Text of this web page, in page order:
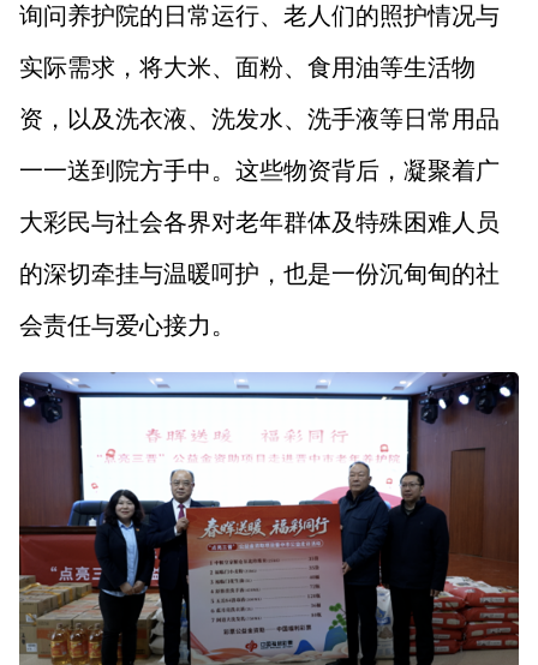
询问养护院的日常运行、老人们的照护情况与
实际需求，将大米、面粉、食用油等生活物
资，以及洗衣液、洗发水、洗手液等日常用品
一一送到院方手中。这些物资背后，凝聚着广
大彩民与社会各界对老年群体及特殊困难人员
的深切牵挂与温暖呵护，也是一份沉甸甸的社
会责任与爱心接力。